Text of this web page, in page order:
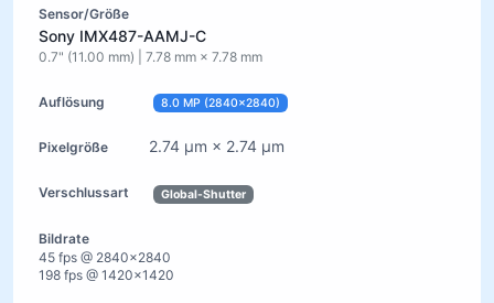
Sony IMX487-AAMJ-C
0.7" (11.00 mm) | 7.78 mm × 7.78 mm
8.0 MP (2840×2840)
2.74 µm × 2.74 µm
Global-Shutter
45 fps @ 2840×2840
198 fps @ 1420×1420